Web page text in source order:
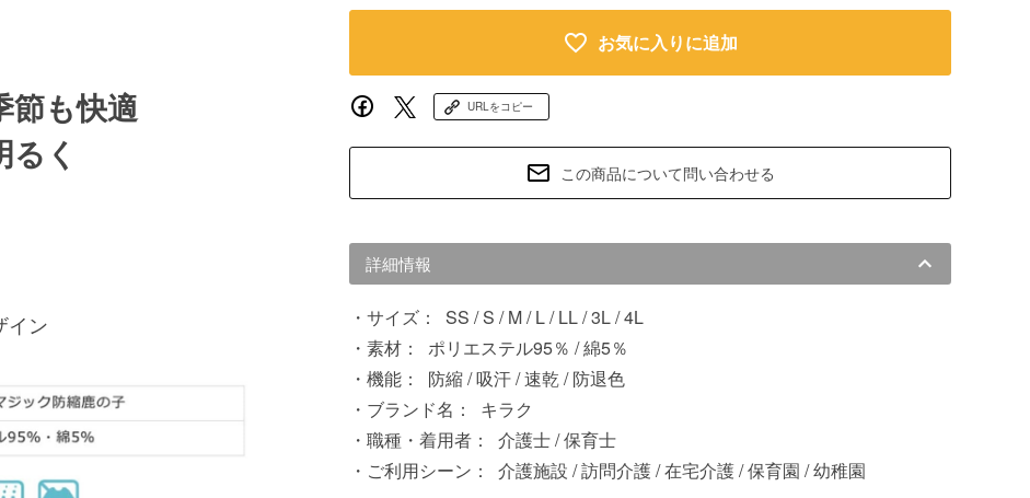
節も快適
く
イン
お気に入りに追加
URLをコピー
この商品について問い合わせる
詳細情報
サイズ：
SS / S / M / L / LL / 3L / 4L
素材：
ポリエステル95％ / 綿5％
機能：
防縮 / 吸汗 / 速乾 / 防退色
ブランド名：
キラク
職種・着用者：
介護士 / 保育士
ご利用シーン：
介護施設 / 訪問介護 / 在宅介護 / 保育園 / 幼稚園